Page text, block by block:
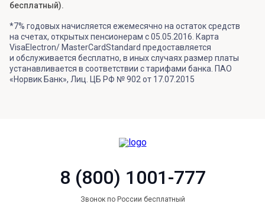
бесплатный).
*7% годовых начисляется ежемесячно на остаток средств
на счетах, открытых пенсионерам с 05.05.2016. Карта
VisaElectron/ MasterCardStandard предоставляется
и обслуживается бесплатно, в иных случаях размер платы
устанавливается в соответствии с тарифами банка. ПАО
«Норвик Банк», Лиц. ЦБ РФ № 902 от 17.07.2015
8 (800) 1001-777
Звонок по России бесплатный